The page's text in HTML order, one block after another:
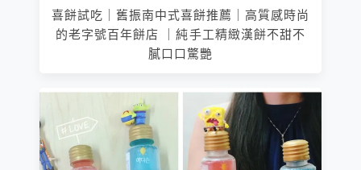
喜餅試吃｜舊振南中式喜餅推薦｜高質感時尚
的老字號百年餅店 ｜純手工精緻漢餅不甜不
膩口口驚艷